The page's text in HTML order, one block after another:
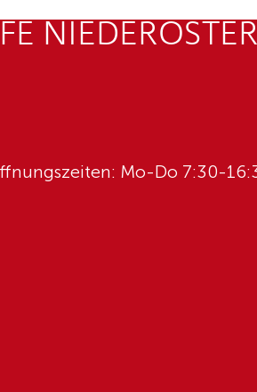
Mo-Do 7:30-